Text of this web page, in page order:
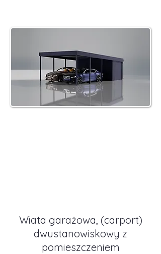
Wiata garażowa, (carport)
dwustanowiskowy z
pomieszczeniem